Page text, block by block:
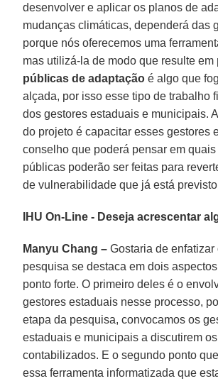
desenvolver e aplicar os planos de
mudanças climáticas, dependerá das
porque nós oferecemos uma
mas utilizá-la de modo que resulte em
públicas de adaptação é algo que
alçada, por isso esse tipo de trabalho
dos gestores estaduais e municipais.
do projeto é capacitar esses gestores
conselho que poderá pensar em
públicas poderão ser feitas para
de vulnerabilidade que já está
IHU On-Line - Deseja acrescentar
Manyu Chang – Gostaria de enfatizar
pesquisa se destaca em dois
ponto forte. O primeiro deles é o
gestores estaduais nesse processo,
etapa da pesquisa, convocamos os
estaduais e municipais a discutirem
contabilizados. E o segundo ponto
essa ferramenta informatizada que